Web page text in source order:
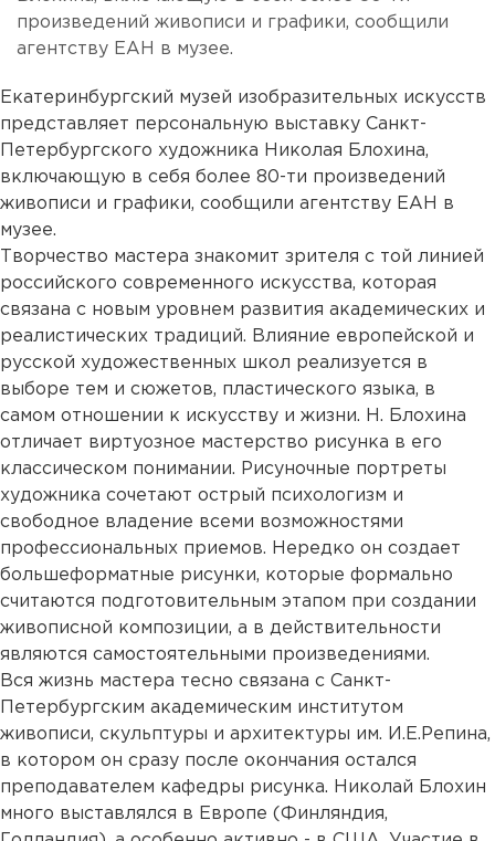
произведений живописи и графики, сообщили
агентству ЕАН в музее.
Екатеринбургский музей изобразительных искусств
представляет персональную выставку Санкт-
Петербургского художника Николая Блохина,
включающую в себя более 80-ти произведений
живописи и графики, сообщили агентству ЕАН в
музее.
Творчество мастера знакомит зрителя с той линией
российского современного искусства, которая
связана с новым уровнем развития академических и
реалистических традиций. Влияние европейской и
русской художественных школ реализуется в
выборе тем и сюжетов, пластического языка, в
самом отношении к искусству и жизни. Н. Блохина
отличает виртуозное мастерство рисунка в его
классическом понимании. Рисуночные портреты
художника сочетают острый психологизм и
свободное владение всеми возможностями
профессиональных приемов. Нередко он создает
большеформатные рисунки, которые формально
считаются подготовительным этапом при создании
живописной композиции, а в действительности
являются самостоятельными произведениями.
Вся жизнь мастера тесно связана с Санкт-
Петербургским академическим институтом
живописи, скульптуры и архитектуры им. И.Е.Репина,
в котором он сразу после окончания остался
преподавателем кафедры рисунка. Николай Блохин
много выставлялся в Европе (Финляндия,